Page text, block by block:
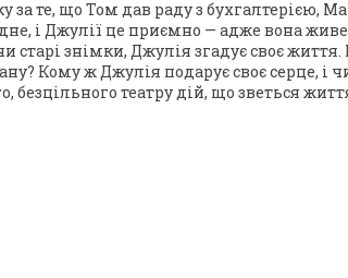
за те, що Том дав раду з
і Джулії це приємно — адже вона
старі знімки, Джулія згадує своє
Кому ж Джулія подарує своє серце, і
безцільного театру дій, що зветься